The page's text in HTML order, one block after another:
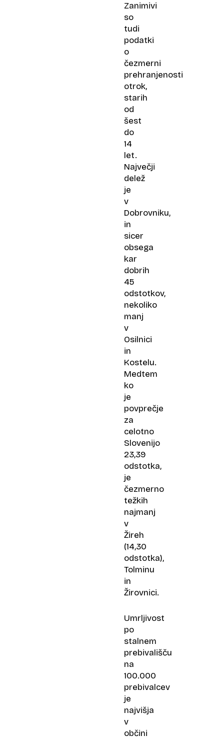
Zanimivi
so
tudi
podatki
o
čezmerni
prehranjenosti
otrok,
starih
od
šest
do
14
let.
Največji
delež
je
v
Dobrovniku,
in
sicer
obsega
kar
dobrih
45
odstotkov,
nekoliko
manj
v
Osilnici
in
Kostelu.
Medtem
ko
je
povprečje
za
celotno
Slovenijo
23,39
odstotka,
je
čezmerno
težkih
najmanj
v
Žireh
(14,30
odstotka),
Tolminu
in
Žirovnici.
Umrljivost
po
stalnem
prebivališču
na
100.000
prebivalcev
je
najvišja
v
občini